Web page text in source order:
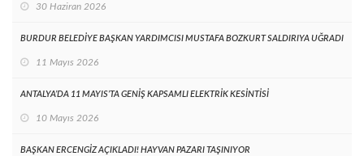
30 Haziran 2026
BURDUR BELEDİYE BAŞKAN YARDIMCISI MUSTAFA BOZKURT SALDIRIYA UĞRADI
11 Mayıs 2026
ANTALYA’DA 11 MAYIS’TA GENİŞ KAPSAMLI ELEKTRİK KESİNTİSİ
10 Mayıs 2026
BAŞKAN ERCENGİZ AÇIKLADI! HAYVAN PAZARI TAŞINIYOR